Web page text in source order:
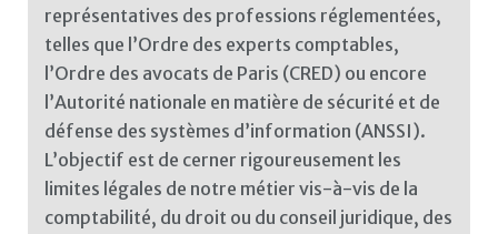
représentatives des professions réglementées,
telles que l’Ordre des experts comptables,
l’Ordre des avocats de Paris (CRED) ou encore
l’Autorité nationale en matière de sécurité et de
défense des systèmes d’information (ANSSI).
L’objectif est de cerner rigoureusement les
limites légales de notre métier vis-à-vis de la
comptabilité, du droit ou du conseil juridique, des